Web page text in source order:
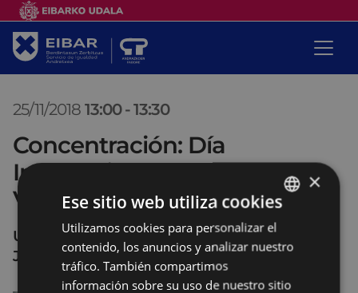
25/11/2018 13:00 -13:30
Concentración: Día
Internacional Contra las
Violencias Machistas
Unzaga (en la zona del Hogar de personas
Jubiladas)
BASQUE
SPANISH
×
Ese sitio web utiliza cookies
Utilizamos cookies para personalizar el
contenido, los anuncios y analizar nuestro
tráfico. También compartimos
información sobre su uso de nuestro sitio